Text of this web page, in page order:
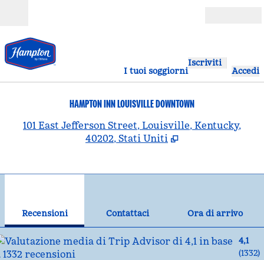
I tuoi soggiorni
Iscriviti
Accedi
HAMPTON INN LOUISVILLE DOWNTOWN
101 East Jefferson Street, Louisville, Kentucky,
40202, Stati Uniti
Recensioni Contattaci
Ora di arrivo
4,1
(1332)